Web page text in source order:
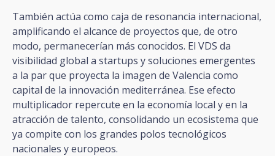
También actúa como caja de resonancia internacional,
amplificando el alcance de proyectos que, de otro
modo, permanecerían más conocidos. El VDS da
visibilidad global a startups y soluciones emergentes
a la par que proyecta la imagen de Valencia como
capital de la innovación mediterránea. Ese efecto
multiplicador repercute en la economía local y en la
atracción de talento, consolidando un ecosistema que
ya compite con los grandes polos tecnológicos
nacionales y europeos.